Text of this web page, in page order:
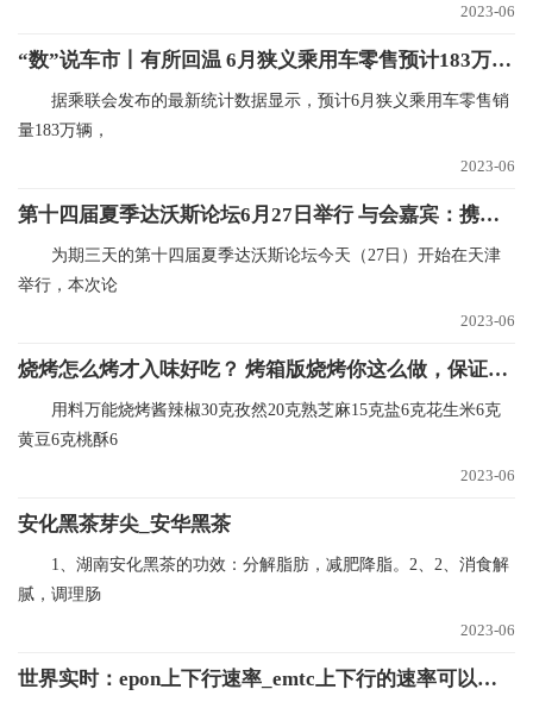
2023-06
“数”说车市丨有所回温 6月狭义乘用车零售预计183万辆 世界快播
据乘联会发布的最新统计数据显示，预计6月狭义乘用车零售销
量183万辆，
2023-06
第十四届夏季达沃斯论坛6月27日举行 与会嘉宾：携手合作才能实现互利共赢|全球速看
为期三天的第十四届夏季达沃斯论坛今天（27日）开始在天津
举行，本次论
2023-06
烧烤怎么烤才入味好吃？ 烤箱版烧烤你这么做，保证你吃一次想十次 世界快播报
用料万能烧烤酱辣椒30克孜然20克熟芝麻15克盐6克花生米6克
黄豆6克桃酥6
2023-06
安化黑茶芽尖_安华黑茶
1、湖南安化黑茶的功效：分解脂肪，减肥降脂。2、2、消食解
腻，调理肠
2023-06
世界实时：epon上下行速率_emtc上下行的速率可以达到多少mbps